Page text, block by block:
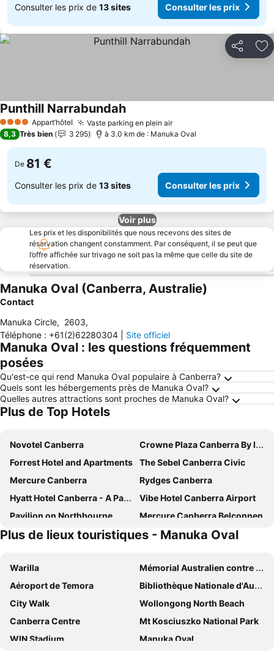
Consulter les prix de 13 sites Consulter les prix
Partager
4 Étoiles Appart’hôtel Vaste parking en plein air
Punthill Narrabundah
8,3 Très bien 3 295 à 3.0 km de : Manuka Oval
De 81 €
Consulter les prix de 13 sites Consulter les prix
Voir plus
Les prix et les disponibilités que nous recevons des sites de
réservation changent constamment. Par conséquent, il se peut que
l’offre affichée sur trivago ne soit pas la même que celle du site de
réservation.
Manuka Oval (Canberra, Australie)
Contact
Manuka Circle, 2603,
Téléphone : +61(2)62280304 Site officiel
Manuka Oval : les questions fréquemment
posées
Qu'est-ce qui rend Manuka Oval populaire à Canberra?
Quels sont les hébergements près de Manuka Oval?
Quelles autres attractions sont proches de Manuka Oval?
Plus de Top Hotels
Novotel Canberra
Crowne Plaza Canberra By Ihg
Forrest Hotel and Apartments
The Sebel Canberra Civic
Mercure Canberra
Rydges Canberra
Hyatt Hotel Canberra - A Park Hyatt Hotel
Vibe Hotel Canberra Airport
Pavilion on Northbourne
Mercure Canberra Belconnen
Mantra MacArthur Canberra
ibis budget Canberra
Quality Hotel Dickson
Mantra on Northbourne Canberra
Abode Belconnen
QT Canberra
Canberra Accommodation Centre
ibis Styles Canberra Eaglehawk
Deco Hotel Canberra
Abode Tuggeranong
Little National Hotel Canberra
Canberra Rex Hotel
Plus de lieux touristiques - Manuka Oval
Warilla
Mémorial Australien contre les guerres
Aéroport de Temora
Bibliothèque Nationale d'Australie
City Walk
Wollongong North Beach
Canberra Centre
Mt Kosciuszko National Park
WIN Stadium
Manuka Oval